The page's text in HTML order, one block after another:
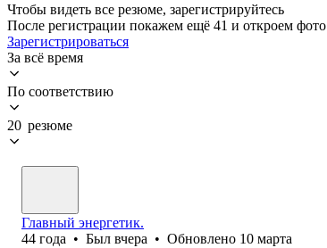
Чтобы видеть все резюме, зарегистрируйтесь
После регистрации покажем ещё 41 и откроем фото
Зарегистрироваться
За всё время
По соответствию
20 резюме
Главный энергетик.
44 года • Был вчера • Обновлено 10 марта